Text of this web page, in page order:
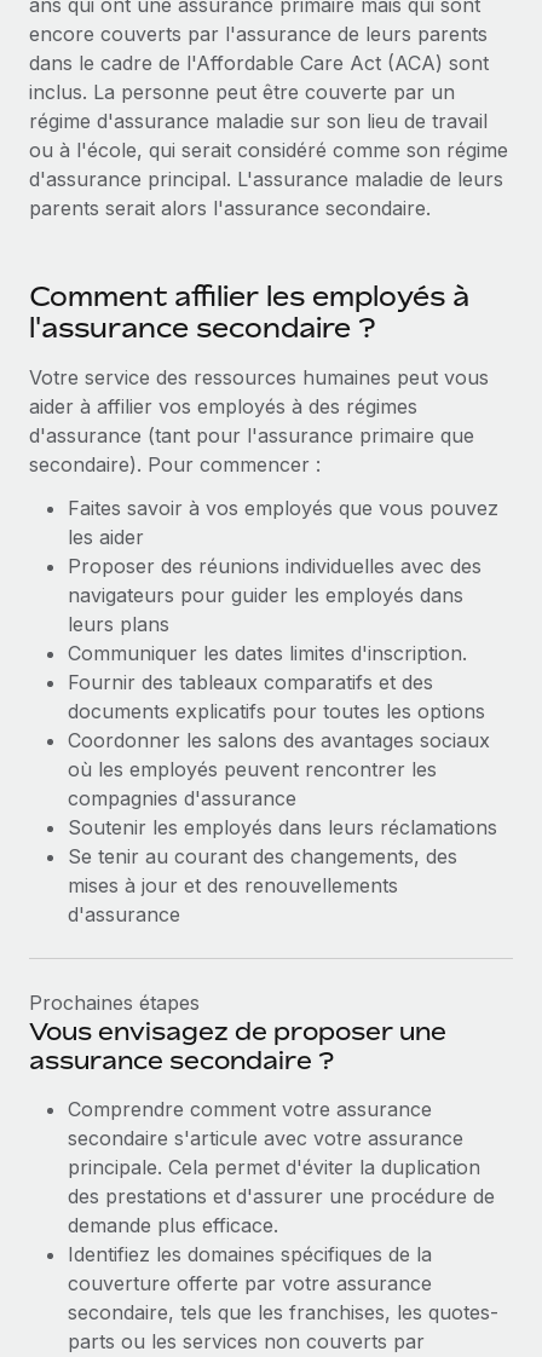
ans qui ont une assurance primaire mais qui sont
encore couverts par l'assurance de leurs parents
dans le cadre de l'Affordable Care Act (ACA) sont
inclus. La personne peut être couverte par un
régime d'assurance maladie sur son lieu de travail
ou à l'école, qui serait considéré comme son régime
d'assurance principal. L'assurance maladie de leurs
parents serait alors l'assurance secondaire.
Comment affilier les employés à
l'assurance secondaire ?
Votre service des ressources humaines peut vous
aider à affilier vos employés à des régimes
d'assurance (tant pour l'assurance primaire que
secondaire). Pour commencer :
Faites savoir à vos employés que vous pouvez
les aider
Proposer des réunions individuelles avec des
navigateurs pour guider les employés dans
leurs plans
Communiquer les dates limites d'inscription.
Fournir des tableaux comparatifs et des
documents explicatifs pour toutes les options
Coordonner les salons des avantages sociaux
où les employés peuvent rencontrer les
compagnies d'assurance
Soutenir les employés dans leurs réclamations
Se tenir au courant des changements, des
mises à jour et des renouvellements
d'assurance
Prochaines étapes
Vous envisagez de proposer une
assurance secondaire ?
Comprendre comment votre assurance
secondaire s'articule avec votre assurance
principale. Cela permet d'éviter la duplication
des prestations et d'assurer une procédure de
demande plus efficace.
Identifiez les domaines spécifiques de la
couverture offerte par votre assurance
secondaire, tels que les franchises, les quotes-
parts ou les services non couverts par